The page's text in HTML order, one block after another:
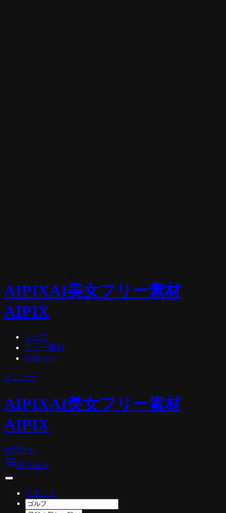
AIPIXAI美女フリー素材
AIPIX
トップ
フリー素材
お知らせ
メニュー
AIPIXAI美女フリー素材
AIPIX
お問合せ
tune絞り込み
リセット